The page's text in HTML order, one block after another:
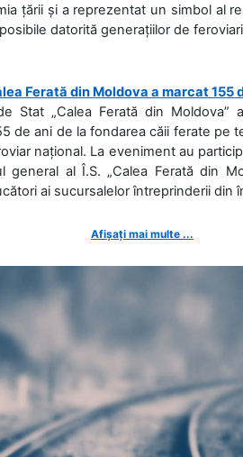
țării și a reprezentat un simbol al
datorită generațiilor de
Ferată din Moldova a marcat 155
Stat „Calea Ferată din
de ani de la fondarea căii ferate pe
național. La eveniment au
general al Î.S. „Calea Ferată din
ai sucursalelor întreprinderii din
Afișați mai multe ...